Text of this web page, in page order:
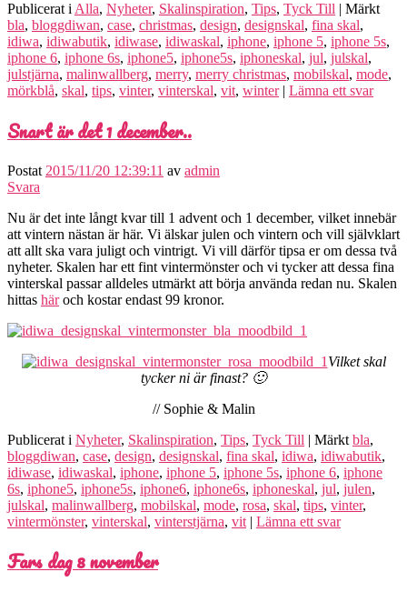
Publicerat i Alla, Nyheter, Skalinspiration, Tips, Tyck Till | Märkt
bla, bloggdiwan, case, christmas, design, designskal, fina skal,
idiwa, idiwabutik, idiwase, idiwaskal, iphone, iphone 5, iphone 5s,
iphone 6, iphone 6s, iphone5, iphone5s, iphoneskal, jul, julskal,
julstjärna, malinwallberg, merry, merry christmas, mobilskal, mode,
mörkblå, skal, tips, vinter, vinterskal, vit, winter | Lämna ett svar
Snart är det 1 december..
Postat 2015/11/20 12:39:11 av admin
Svara
Nu är det inte långt kvar till 1 advent och 1 december, vilket innebär
att vintern nästan är här. Vi älskar julen och vintern och vill självklart
att allt ska vara juligt och vintrigt. Vi vill därför tipsa er om dessa två
nyheter. Skalen har ett fint vintermönster och vi tycker att dessa fina
vinterskal passar alldeles utmärkt att börja använda redan nu. Skalen
hittas häroch kostar endast 99 kronor.
Vilket skal
tycker ni är finast? 🙂
// Sophie & Malin
Publicerat i Nyheter, Skalinspiration, Tips, Tyck Till | Märkt bla,
bloggdiwan, case, design, designskal, fina skal, idiwa, idiwabutik,
idiwase, idiwaskal, iphone, iphone 5, iphone 5s, iphone 6, iphone
6s, iphone5, iphone5s, iphone6, iphone6s, iphoneskal, jul, julen,
julskal, malinwallberg, mobilskal, mode, rosa, skal, tips, vinter,
vintermönster, vinterskal, vinterstjärna, vit | Lämna ett svar
Fars dag 8 november